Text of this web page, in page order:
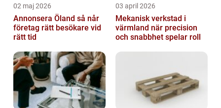
02 maj 2026
Annonsera Öland så når
företag rätt besökare vid
rätt tid
03 april 2026
Mekanisk verkstad i
värmland när precision
och snabbhet spelar roll